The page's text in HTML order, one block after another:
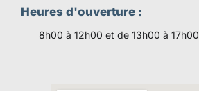
Heures d'ouverture :
8h00 à 12h00 et de 13h00 à 17h00